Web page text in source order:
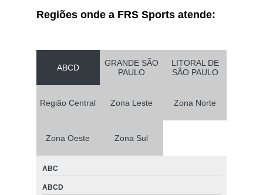
Regiões onde a FRS Sports atende:
ABCD
GRANDE SÃO
PAULO
LITORAL DE
SÃO PAULO
Região Central Zona Leste Zona Norte
Zona Oeste Zona Sul
ABC
ABCD